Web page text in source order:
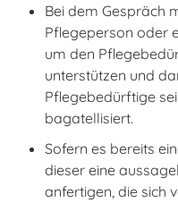
Bei dem Gespräch
Pflegeperson oder
um den
unterstützen und
Pflegebedürftige
bagatellisiert.
Sofern es bereits
dieser eine
anfertigen, die sich